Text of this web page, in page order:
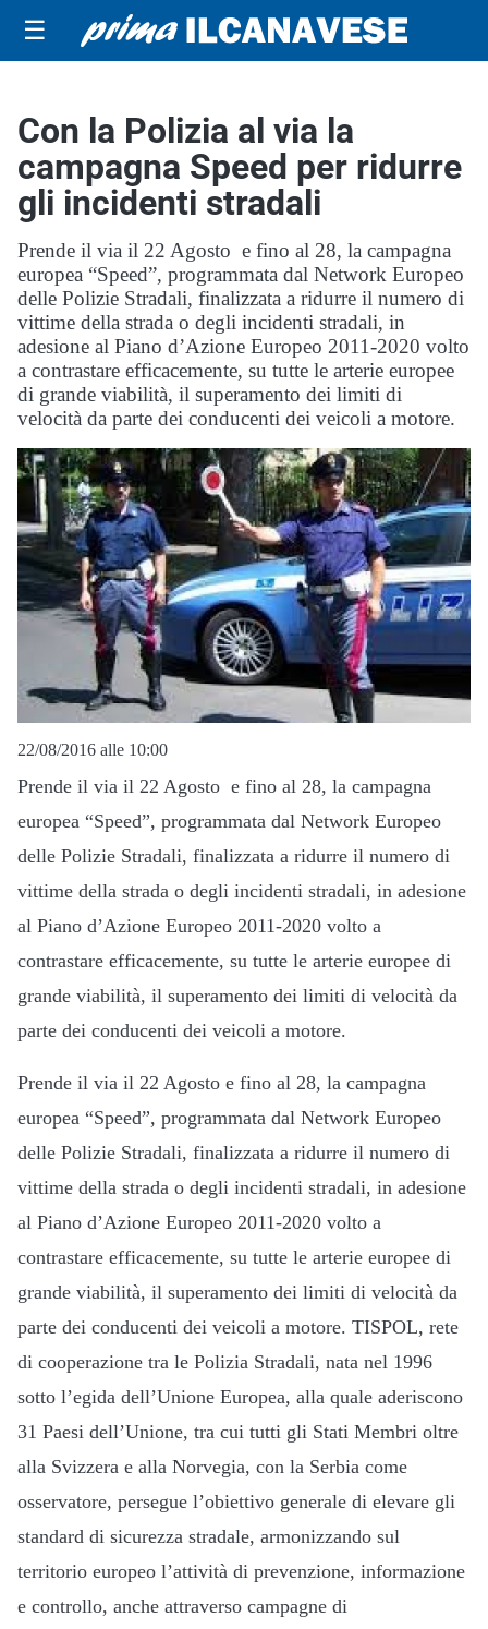
☰
Con la Polizia al via la
campagna Speed per ridurre
gli incidenti stradali
Prende il via il 22 Agosto e fino al 28, la campagna
europea “Speed”, programmata dal Network Europeo
delle Polizie Stradali, finalizzata a ridurre il numero di
vittime della strada o degli incidenti stradali, in
adesione al Piano d’Azione Europeo 2011-2020 volto
a contrastare efficacemente, su tutte le arterie europee
di grande viabilità, il superamento dei limiti di
velocità da parte dei conducenti dei veicoli a motore.
22/08/2016 alle 10:00
Prende il via il 22 Agosto e fino al 28, la campagna
europea “Speed”, programmata dal Network Europeo
delle Polizie Stradali, finalizzata a ridurre il numero di
vittime della strada o degli incidenti stradali, in adesione
al Piano d’Azione Europeo 2011-2020 volto a
contrastare efficacemente, su tutte le arterie europee di
grande viabilità, il superamento dei limiti di velocità da
parte dei conducenti dei veicoli a motore.
Prende il via il 22 Agosto e fino al 28, la campagna
europea “Speed”, programmata dal Network Europeo
delle Polizie Stradali, finalizzata a ridurre il numero di
vittime della strada o degli incidenti stradali, in adesione
al Piano d’Azione Europeo 2011-2020 volto a
contrastare efficacemente, su tutte le arterie europee di
grande viabilità, il superamento dei limiti di velocità da
parte dei conducenti dei veicoli a motore. TISPOL, rete
di cooperazione tra le Polizia Stradali, nata nel 1996
sotto l’egida dell’Unione Europea, alla quale aderiscono
31 Paesi dell’Unione, tra cui tutti gli Stati Membri oltre
alla Svizzera e alla Norvegia, con la Serbia come
osservatore, persegue l’obiettivo generale di elevare gli
standard di sicurezza stradale, armonizzando sul
territorio europeo l’attività di prevenzione, informazione
e controllo, anche attraverso campagne di